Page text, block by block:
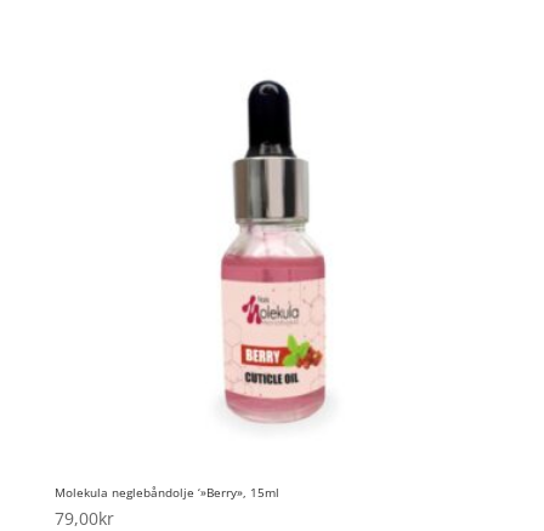
Molekula neglebåndolje ‘»Berry», 15ml
79,00kr